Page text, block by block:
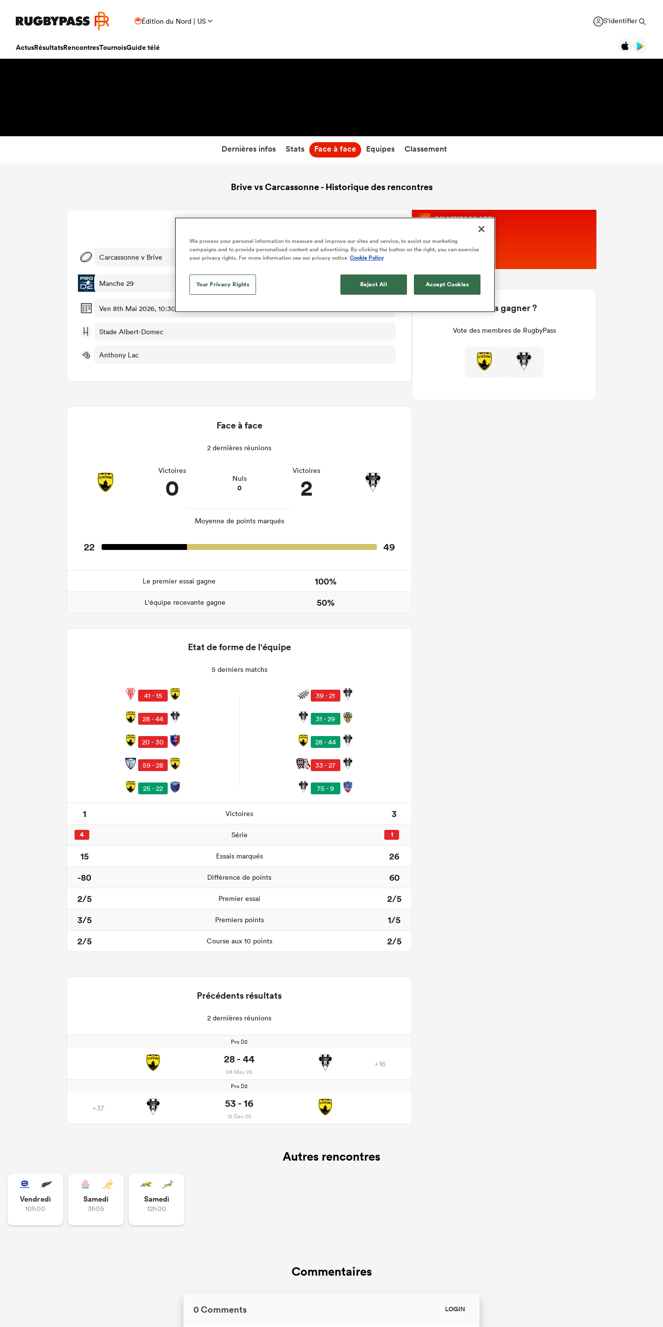
Édition du Nord | US S'identifier
ActusRésultatsRencontresTournoisGuide télé
Dernières infos Stats Face à face Equipes Classement
Brive vs Carcassonne - Historique des rencontres
Qui va gagner ?
Vote des membres de RugbyPass
Carcassonne v Brive
Manche 29
Ven 8th Mai 2026, 10:30am PDT
Stade Albert-Domec
Anthony Lac
Face à face
2 dernières réunions
Victoires
0 Nuls
0
Victoires
2
Moyenne de points marqués
22 49
Le premier essai gagne 100%
L'équipe recevante gagne 50%
Etat de forme de l'équipe
5 derniers matchs
41 - 15
28 - 44
20 - 30
59 - 28
25 - 22
39 - 21
31 - 29
28 - 44
33 - 27
75 - 9
1 Victoires 3
4 Série 1
15 Essais marqués
26
-80
Différence de points
60
2/5
Premier essai
2/5
3/5
Premiers points
1/5
2/5
Course aux 10 points 2/5
Précédents résultats
2 dernières réunions
Pro D2
28 - 44
08 May 26
+16
Pro D2
+37 53 - 16
12 Dec 25
Autres rencontres
Vendredi
10h00
Samedi
3h05
Samedi
12h00
Commentaires
0 Comments LOGIN
We process your personal information to measure and improve our sites and service, to assist our marketing
campaigns and to provide personalised content and advertising. By clicking the button on the right, you can exercise
your privacy rights. For more information see our privacy notice Cookie Policy
Your Privacy Rights Reject All Accept Cookies